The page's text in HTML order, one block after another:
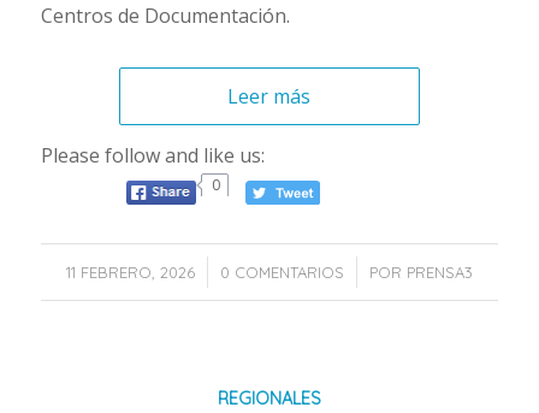
Centros de Documentación.
Leer más
Please follow and like us:
0
11 FEBRERO, 2026
/ 0 COMENTARIOS
/ POR PRENSA3
REGIONALES